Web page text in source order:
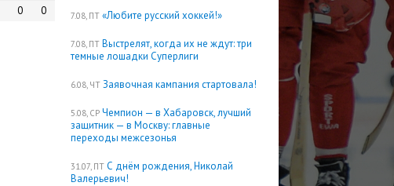
7.08, ПТ «Любите русский хоккей!»
7.08, ПТ Выстрелят, когда их не ждут: три
темные лошадки Суперлиги
6.08, ЧТ Заявочная кампания стартовала!
5.08, СР Чемпион — в Хабаровск, лучший
защитник — в Москву: главные
переходы межсезонья
31.07, ПТ С днём рождения, Николай
Валерьевич!
0 0